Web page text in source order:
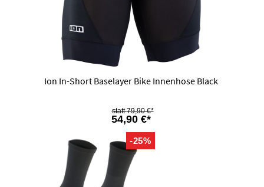
Ion In-Short Baselayer Bike Innenhose Black
54,90 €*
79,90 €*
-25%